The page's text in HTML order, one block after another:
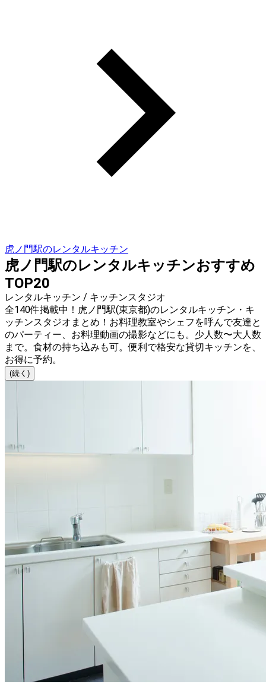
虎ノ門駅のレンタルキッチン
虎ノ門駅のレンタルキッチンおすすめ
TOP20
レンタルキッチン / キッチンスタジオ
全140件掲載中！虎ノ門駅(東京都)のレンタルキッチン・キ
ッチンスタジオまとめ！お料理教室やシェフを呼んで友達と
のパーティー、お料理動画の撮影などにも。少人数〜大人数
まで。食材の持ち込みも可。便利で格安な貸切キッチンを、
お得に予約。
(続く)